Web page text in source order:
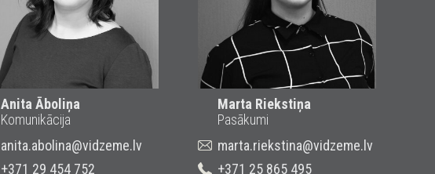
Anita Āboliņa
Komunikācija
anita.abolina@vidzeme.lv
+371 29 454 752
Marta Riekstiņa
Pasākumi
marta.riekstina@vidzeme.lv
+371 25 865 495